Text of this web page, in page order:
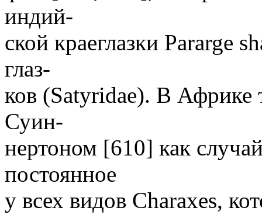
индий-
ской краеглазки Pararge
глаз-
ков (Satyridae). В Африке
Суин-
нертоном [610] как
постоянное
у всех видов Charaxes,